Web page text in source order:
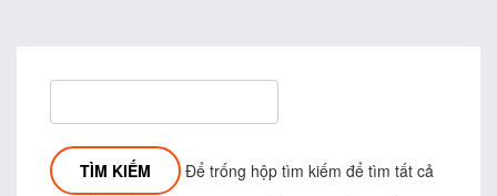
Để trống hộp tìm kiếm để tìm tất cả